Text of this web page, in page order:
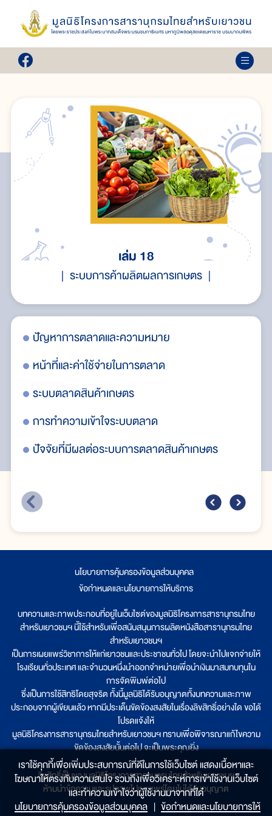
เล่ม 18
ระบบการค้าผลิตผลการเกษตร
ปัญหาการตลาดและความหมาย
หน้าที่และค่าใช้จ่ายในการตลาด
ระบบตลาดสินค้าเกษตร
การทำความเข้าใจระบบตลาด
ปัจจัยที่มีผลต่อระบบการตลาดสินค้าเกษตร
นโยบายการคุ้มครองข้อมูลส่วนบุคคล
ข้อกำหนดและนโยบายการให้บริการ
บทความและภาพประกอบที่อยู่ในเว็บไซต์ของมูลนิธิโครงการสารานุกรมไทย
สำหรับเยาวชนฯ นี้ใช้สำหรับเพื่อสนับสนุนการผลิตหนังสือสารานุกรมไทย
สำหรับเยาวชนฯ
เป็นการเผยแพร่วิชาการให้แก่เยาวชนและประชาชนทั่วไป โดยจะนำไปแจกจ่ายให้
โรงเรียนทั่วประเทศ และจำนวนหนึ่งนำออกจำหน่ายเพื่อนำเงินมาสมทบทุนใน
การจัดพิมพ์ต่อไป
ซึ่งเป็นการใช้สิทธิโดยสุจริต ทั้งนี้มูลนิธิได้รับอนุญาตทั้งบทความและภาพ
ประกอบจากผู้เขียนแล้ว หากมีประเด็นขัดข้องสงสัยในเรื่องลิขสิทธิ์อย่างใด ขอได้
โปรดแจ้งให้
มูลนิธิโครงการสารานุกรมไทยสำหรับเยาวชนฯ ทราบเพื่อพิจารณาแก้ไขความ
ขัดข้องสงสัยนั้นต่อไป จะเป็นพระคุณยิ่ง
ลิขสิทธิ์เป็นของมูลนิธิโครงการสารานุกรมไทยสำหรับเยาวชนฯ
ห้ามนำข้อความและรูปภาพไปเผยแพร่โดยไม่ได้รับอนุญาต
เราใช้คุกกี้เพื่อเพิ่มประสบการณ์ที่ดีในการใช้เว็บไซต์ แสดงเนื้อหาและ
โฆษณาให้ตรงกับความสนใจ รวมถึงเพื่อวิเคราะห์การเข้าใช้งานเว็บไซต์
และทำความเข้าใจว่าผู้ใช้งานมาจากที่ใด๋
นโยบายการคุ้มครองข้อมูลส่วนบุคคล | ข้อกำหนดและนโยบายการให้